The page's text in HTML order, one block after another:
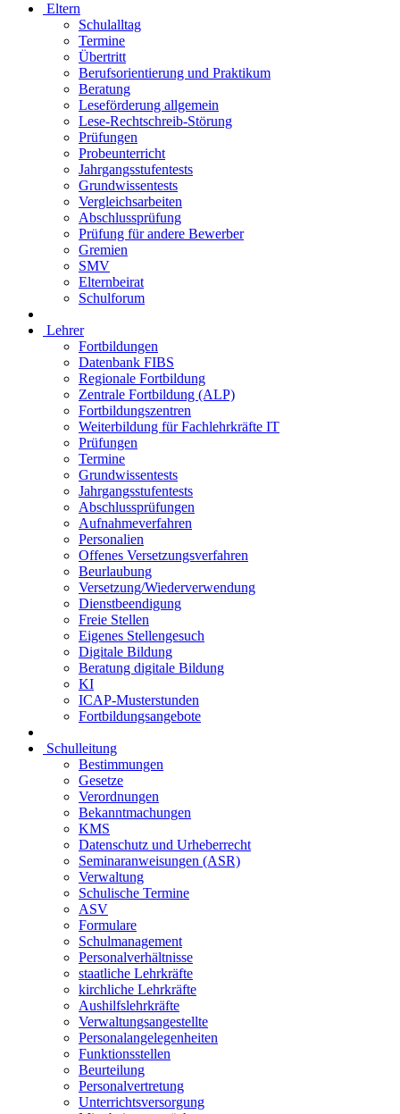
Eltern
Schulalltag
Termine
Übertritt
Berufsorientierung und Praktikum
Beratung
Leseförderung allgemein
Lese-Rechtschreib-Störung
Prüfungen
Probeunterricht
Jahrgangsstufentests
Grundwissentests
Vergleichsarbeiten
Abschlussprüfung
Prüfung für andere Bewerber
Gremien
SMV
Elternbeirat
Schulforum
Lehrer
Fortbildungen
Datenbank FIBS
Regionale Fortbildung
Zentrale Fortbildung (ALP)
Fortbildungszentren
Weiterbildung für Fachlehrkräfte IT
Prüfungen
Termine
Grundwissentests
Jahrgangsstufentests
Abschlussprüfungen
Aufnahmeverfahren
Personalien
Offenes Versetzungsverfahren
Beurlaubung
Versetzung/Wiederverwendung
Dienstbeendigung
Freie Stellen
Eigenes Stellengesuch
Digitale Bildung
Beratung digitale Bildung
KI
ICAP-Musterstunden
Fortbildungsangebote
Schulleitung
Bestimmungen
Gesetze
Verordnungen
Bekanntmachungen
KMS
Datenschutz und Urheberrecht
Seminaranweisungen (ASR)
Verwaltung
Schulische Termine
ASV
Formulare
Schulmanagement
Personalverhältnisse
staatliche Lehrkräfte
kirchliche Lehrkräfte
Aushilfslehrkräfte
Verwaltungsangestellte
Personalangelegenheiten
Funktionsstellen
Beurteilung
Personalvertretung
Unterrichtsversorgung